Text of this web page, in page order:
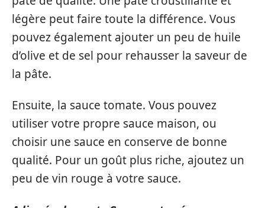
légère peut faire toute la différence. Vous
pouvez également ajouter un peu de huile
d’olive et de sel pour rehausser la saveur de
la pâte.
Ensuite, la sauce tomate. Vous pouvez
utiliser votre propre sauce maison, ou
choisir une sauce en conserve de bonne
qualité. Pour un goût plus riche, ajoutez un
peu de vin rouge à votre sauce.